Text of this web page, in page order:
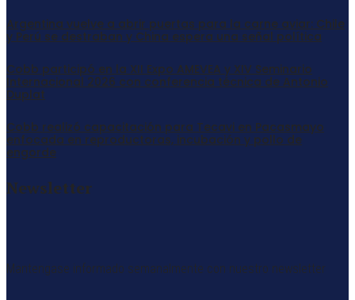
Argentina vuelve a abrir puertas para la carne aviar: Chile
y Perú se destraban y China espera una señal política
Cobb participó en la XII Expo AMEVEA y XIV Seminario
Internacional 2026 con conferencia técnica de Antonio
Duplat
Cobb realizó capacitación para Tecavi en Pacasmayo
enfocada en reproductoras, incubación y pollo de
engorde
Newsletter
Mantengase informado semanalmente con nuestro newsletter